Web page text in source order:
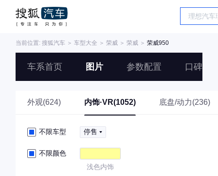
当前位置: 搜狐汽车 ＞ 车型大全 ＞ 荣威 ＞ 荣威 ＞ 荣威950
车系首页 图片 参数配置 口碑
外观(624) 内饰·VR(1052) 底盘/动力(236)
不限车型 停售
不限颜色
浅色内饰